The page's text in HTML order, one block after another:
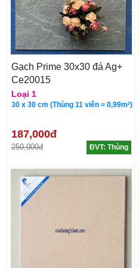
Gạch Prime 30x30 đá Ag+
Ce20015
Loại 1
30 x 30 cm (Thùng 11 viên = 0,99m²)
187,000đ
250,000đ ĐVT: Thùng